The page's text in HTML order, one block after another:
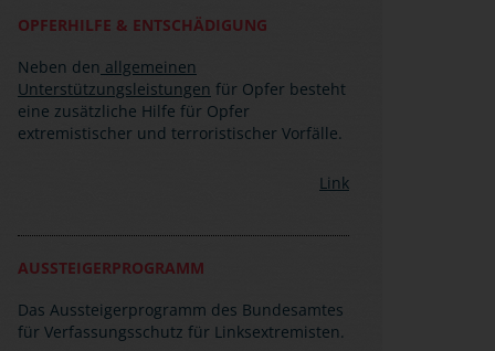
OPFERHILFE & ENTSCHÄDIGUNG
Neben den allgemeinen
Unterstützungsleistungen für Opfer besteht
eine zusätzliche Hilfe für Opfer
extremistischer und terroristischer Vorfälle.
Link
AUSSTEIGERPROGRAMM
Das Aussteigerprogramm des Bundesamtes
für Verfassungsschutz für Linksextremisten.